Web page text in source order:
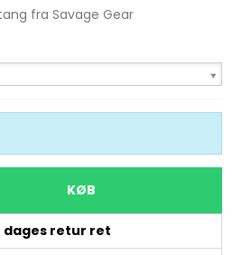
fra Savage Gear
KØB
dages retur ret